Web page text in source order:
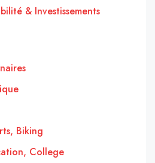
& Investissements
Biking
College